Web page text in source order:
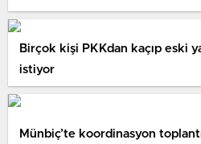
Birçok kişi PKKdan kaçıp eski
istiyor
Münbiç’te koordinasyon